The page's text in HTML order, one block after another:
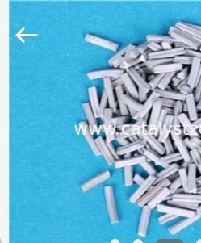
DOM
PRODUKTY
CATALYSTS
Rights